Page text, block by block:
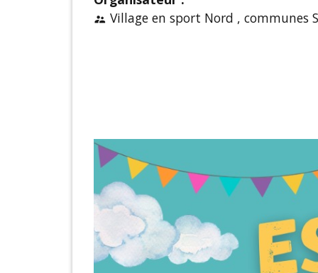
supervisor_account Village en sport Nord , communes